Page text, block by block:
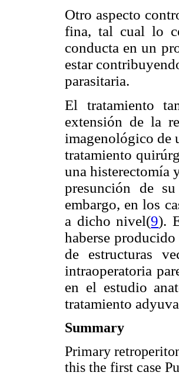
Otro aspecto
fina, tal cual lo
conducta en un
estar
parasitaria.
El tratamiento
extensión de la
imagenológico de
tratamiento
una histerectomía
presunción de
embargo, en los
a dicho nivel(9).
haberse
de estructuras
intraoperatoria
en el estudio
tratamiento
Summary
Primary
this the first case